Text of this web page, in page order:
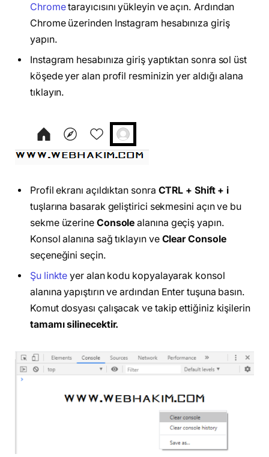
Chrometarayıcısını yükleyin ve açın. Ardından
Chrome üzerinden Instagram hesabınıza giriş
yapın.
Instagram hesabınıza giriş yaptıktan sonra sol üst
köşede yer alan profil resminizin yer aldığı alana
tıklayın.
Profil ekranı açıldıktan sonra CTRL + Shift + i
tuşlarına basarak geliştirici sekmesini açın ve bu
sekme üzerine Consolealanına geçiş yapın.
Konsol alanına sağ tıklayın ve Clear Console
seçeneğini seçin.
Şu linkte yer alan kodu kopyalayarak konsol
alanına yapıştırın ve ardından Enter tuşuna basın.
Komut dosyası çalışacak ve takip ettiğiniz kişilerin
tamamı silinecektir.